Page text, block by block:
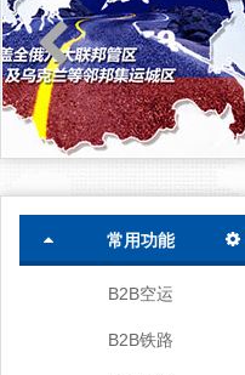
常用功能
B2B空运
B2B铁路